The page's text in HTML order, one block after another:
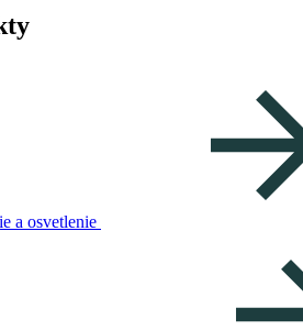
a osvetlenie